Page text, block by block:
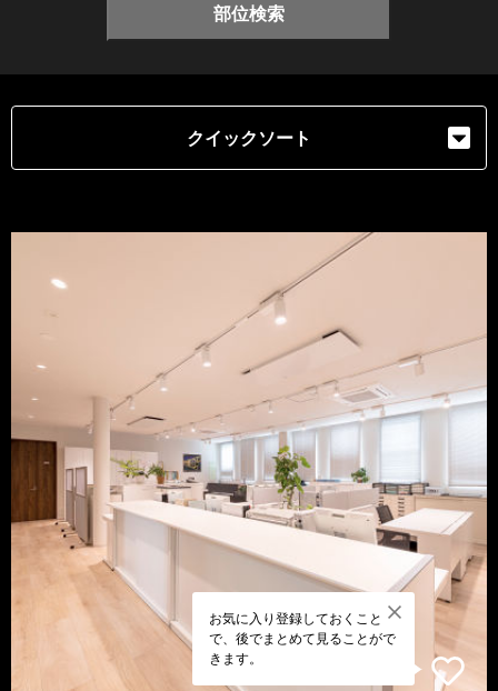
部位検索
クイックソート
お気に入り登録しておくこと
で、後でまとめて見ることがで
きます。